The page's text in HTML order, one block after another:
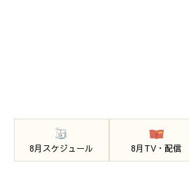
8月スケジュール 8月TV・配信